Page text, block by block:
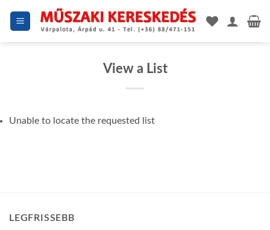
View a List
Unable to locate the requested list
LEGFRISSEBB